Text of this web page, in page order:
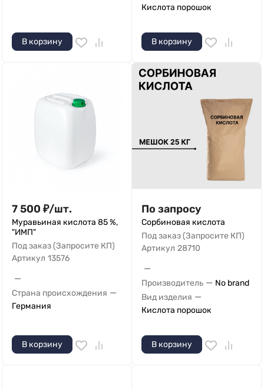
В корзину
Кислота порошок
В корзину
7 500 ₽/шт.
Муравьиная кислота 85 %,
"ИМП"
Под заказ (Запросите КП)
Артикул 13576
—
Страна происхождения —
Германия
В корзину
По запросу
Сорбиновая кислота
Под заказ (Запросите КП)
Артикул 28710
—
Производитель — No brand
Вид изделия —
Кислота порошок
В корзину